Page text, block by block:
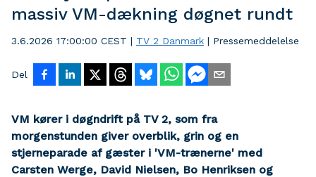
massiv VM-dækning døgnet rundt
3.6.2026 17:00:00 CEST | TV 2 Danmark | Pressemeddelelse
Del
VM kører i døgndrift på TV 2, som fra
morgenstunden giver overblik, grin og en
stjerneparade af gæster i 'VM-trænerne' med
Carsten Werge, David Nielsen, Bo Henriksen og